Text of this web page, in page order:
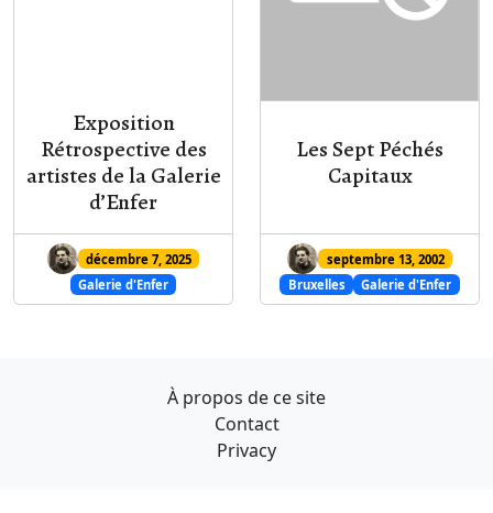
Exposition
Rétrospective des
artistes de la Galerie
d’Enfer
décembre 7, 2025
Galerie d'Enfer
Les Sept Péchés
Capitaux
septembre 13, 2002
Bruxelles
Galerie d'Enfer
À propos de ce site
Contact
Privacy